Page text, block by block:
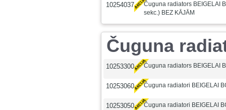
10254037
Čuguna radiators BEIGELAI
sekc.) BEZ KĀJĀM
Čuguna
10253300 Čuguna radiators BEIGELAI
10253060 Čuguna radiatori BEIGELAI
10253050 Čuguna radiatori BEIGELAI